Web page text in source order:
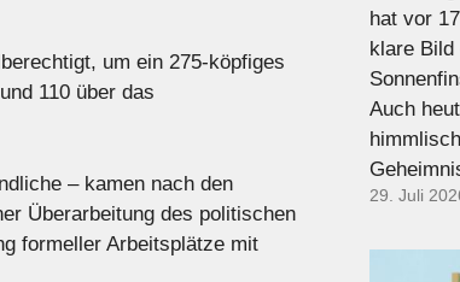
um ein 275-köpfiges
110 über das
– kamen nach den
Überarbeitung des politischen
formeller Arbeitsplätze mit
hat vor
klare Bild
Auch
29. Juli